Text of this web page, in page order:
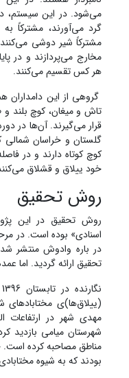
می‌شود. در این سیستم،
گرد می‌آورند، مشترکاً
مشترکاً شیر دوشی
مخارج می‌پردازند و در
هر کس تقسیم می‌کنند.
گروهی از این دامداران
تاش و میغان، کوچ بلند و
قرار می‌گیرند. آن‌ها در
گلستان و خراسان شمالی
خود ییلاق و قشلاق
روش تحقیق
روش تحقیق در این
اسنادی» بوده است. در
در باره وادوش منتشر
تحقیق ارائه گردید. اما
(ییلاق‌ها)ی
مهدی شهر در ارتفاعات
شهرستان میامی بازدید
مناطق مصاحبه کرده است.
بودند که به شیوه